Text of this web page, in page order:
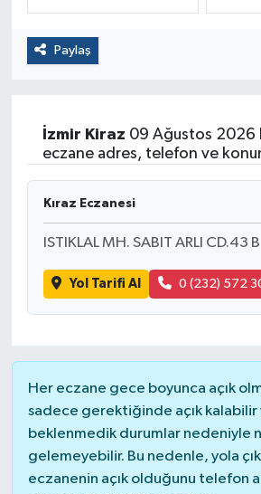
Paylaş
İzmir Kiraz 09 Ağustos 2026
eczane adres, telefon ve
Kıraz Eczanesi
ISTIKLAL MH. SABIT ARLI CD.43 B
Yol Tarifi Al 0 (232) 572
Her eczane gece boyunca açık
sadece gerektiğinde açık kalabilir
beklenmedik durumlar nedeniyle
gelemeyebilir. Bu nedenle, yola
eczanenin açık olduğunu telefon